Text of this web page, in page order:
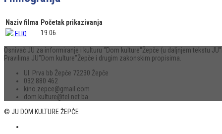
Naziv filma Početak prikazivanja
ELIO
19.06.
Osnivač JU za informiranje i kulturu “Dom kulture“Žepče (u daljnjem tekstu
Pravilima JU”Dom kulture”Žepče i drugim zakonskim propisima.
Ul. Prva bb Žepče 72230 Žepče
032 880 462
kino.zepce@gmail.com
dom.kulture@tel.net.ba
© JU DOM KULTURE ŽEPČE